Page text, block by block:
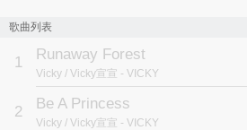
歌曲列表
1 Runaway Forest
Vicky / Vicky宣宣 - VICKY
2 Be A Princess
Vicky / Vicky宣宣 - VICKY